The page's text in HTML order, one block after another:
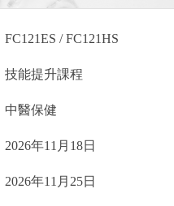
FC121ES / FC121HS
技能提升課程
中醫保健
2026年11月18日
2026年11月25日